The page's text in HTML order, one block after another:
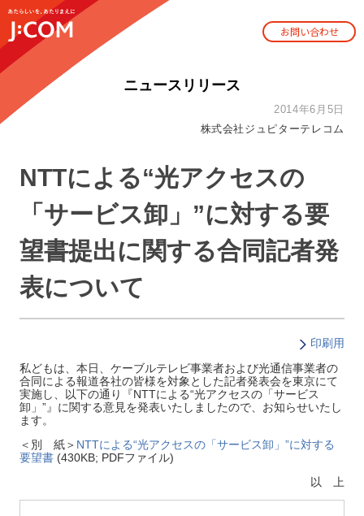
お問い合わせ
ニュースリリース
2014年6月5日
株式会社ジュピターテレコム
NTTによる“光アクセスの
「サービス卸」”に対する要
望書提出に関する合同記者発
表について
印刷用
私どもは、本日、ケーブルテレビ事業者および光通信事業者の
合同による報道各社の皆様を対象とした記者発表会を東京にて
実施し、以下の通り『NTTによる“光アクセスの「サービス
卸」”』に関する意見を発表いたしましたので、お知らせいたし
ます。
＜別 紙＞ NTTによる“光アクセスの「サービス卸」”に対する
要望書 (430KB; PDFファイル)
以 上